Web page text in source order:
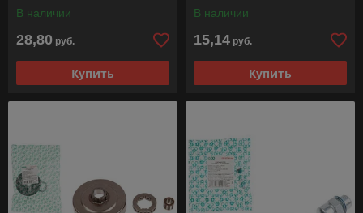
В наличии
28,80 руб.
Купить
В наличии
15,14 руб.
Купить